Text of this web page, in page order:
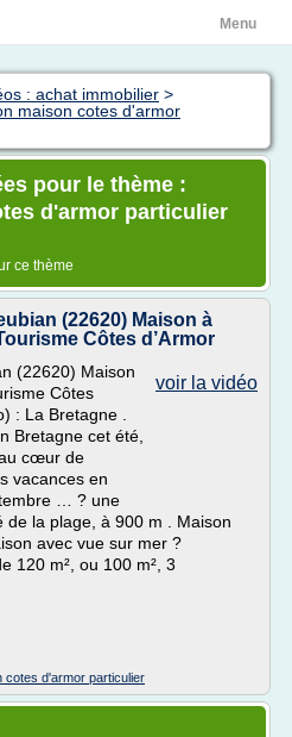
Menu
: achat immobilier >
maison cotes d'armor
pour le thème :
d'armor particulier
ce thème
(22620) Maison à
Côtes d’Armor
voir la vidéo
(22620) Maison
Côtes
: La Bretagne .
Bretagne cet été,
cœur de
vacances en
… ? une
de la plage, à 900 m . Maison
avec vue sur mer ?
120 m², ou 100 m², 3
cotes d'armor particulier